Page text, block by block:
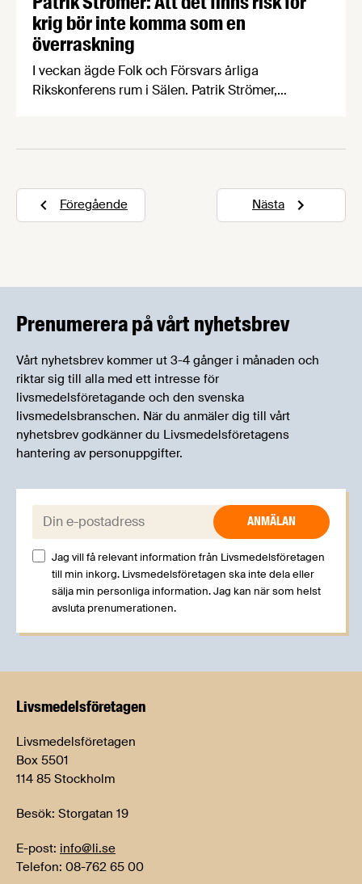
krig bör inte komma som en
överraskning
I veckan ägde Folk och Försvars årliga
Rikskonferens rum i Sälen. Patrik Strömer,
reflektioner från konferensen och tankar kring de
ministrar och ÖB om risken för krig.
Föregående Nästa
Prenumerera på vårt nyhetsbrev
Vårt nyhetsbrev kommer ut 3-4 gånger i månaden och
riktar sig till alla med ett intresse för
livsmedelsföretagande och den svenska
livsmedelsbranschen. När du anmäler dig till vårt
nyhetsbrev godkänner du Livsmedelsföretagens
hantering av personuppgifter.
E-post:
Jag vill få relevant information från Livsmedelsföretagen
till min inkorg. Livsmedelsföretagen ska inte dela eller
sälja min personliga information. Jag kan när som helst
avsluta prenumerationen.
Livsmedels­företagen
Livsmedelsföretagen
Box 5501
114 85 Stockholm
Besök: Storgatan 19
E-post: info@li.se
Telefon: 08-762 65 00